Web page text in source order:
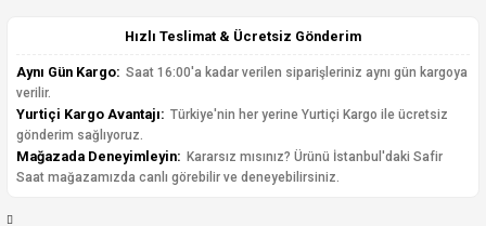
Hızlı Teslimat & Ücretsiz Gönderim
Aynı Gün Kargo: Saat 16:00'a kadar verilen siparişleriniz aynı gün kargoya
verilir.
Yurtiçi Kargo Avantajı: Türkiye'nin her yerine Yurtiçi Kargo ile ücretsiz
gönderim sağlıyoruz.
Mağazada Deneyimleyin: Kararsız mısınız? Ürünü İstanbul'daki Safir
Saat mağazamızda canlı görebilir ve deneyebilirsiniz.